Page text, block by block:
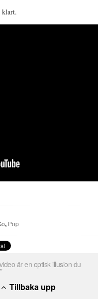
klart.
, Pop
är en optisk illusion du
Tillbaka upp